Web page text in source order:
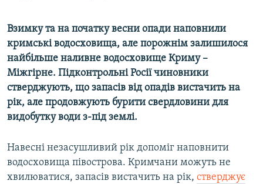
Взимку та на початку весни опади наповнили
кримські водосховища, але порожнім залишилося
найбільше наливне водосховище Криму –
Міжгірне. Підконтрольні Росії чиновники
стверджують, що запасів від опадів вистачить на
рік, але продовжують бурити свердловини для
видобутку води з-під землі.
Навесні незасушливий рік допоміг наповнити
водосховища півострова. Кримчани можуть не
хвилюватися, запасів вистачить на рік, стверджує